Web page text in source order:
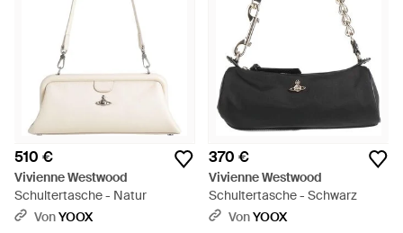
510 €
Vivienne Westwood
Schultertasche - Natur
VonYOOX
370 €
Vivienne Westwood
Schultertasche - Schwarz
VonYOOX